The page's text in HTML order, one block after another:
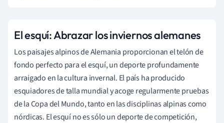
El esquí: Abrazar los inviernos alemanes
Los paisajes alpinos de Alemania proporcionan el telón de
fondo perfecto para el esquí, un deporte profundamente
arraigado en la cultura invernal. El país ha producido
esquiadores de talla mundial y acoge regularmente pruebas
de la Copa del Mundo, tanto en las disciplinas alpinas como
nórdicas. El esquí no es sólo un deporte de competición,